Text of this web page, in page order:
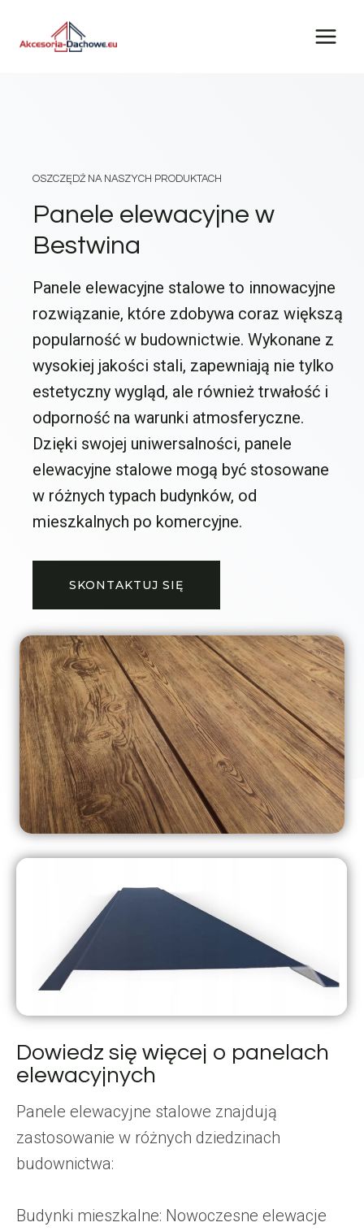
OSZCZĘDŹ NA NASZYCH PRODUKTACH
Panele elewacyjne w
Bestwina
Panele elewacyjne stalowe to innowacyjne
rozwiązanie, które zdobywa coraz większą
popularność w budownictwie. Wykonane z
wysokiej jakości stali, zapewniają nie tylko
estetyczny wygląd, ale również trwałość i
odporność na warunki atmosferyczne.
Dzięki swojej uniwersalności, panele
elewacyjne stalowe mogą być stosowane
w różnych typach budynków, od
mieszkalnych po komercyjne.
SKONTAKTUJ SIĘ
Dowiedz się więcej o panelach
elewacyjnych
Panele elewacyjne stalowe znajdują
zastosowanie w różnych dziedzinach
budownictwa:
Budynki mieszkalne: Nowoczesne elewacje